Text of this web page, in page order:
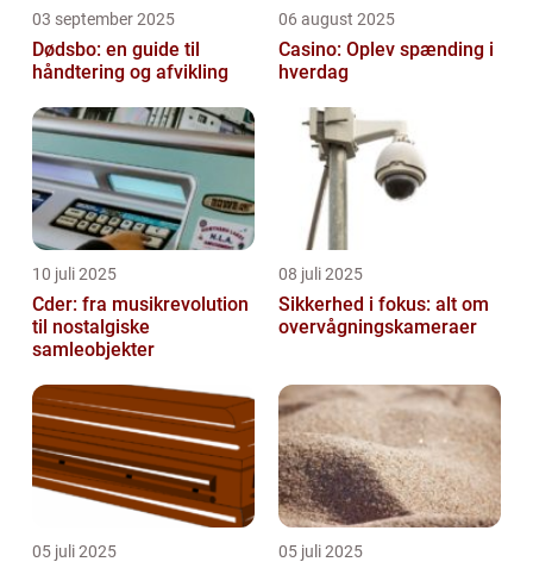
03 september 2025
Dødsbo: en guide til
håndtering og afvikling
06 august 2025
Casino: Oplev spænding i
hverdag
10 juli 2025
Cder: fra musikrevolution
til nostalgiske
samleobjekter
08 juli 2025
Sikkerhed i fokus: alt om
overvågningskameraer
05 juli 2025 05 juli 2025